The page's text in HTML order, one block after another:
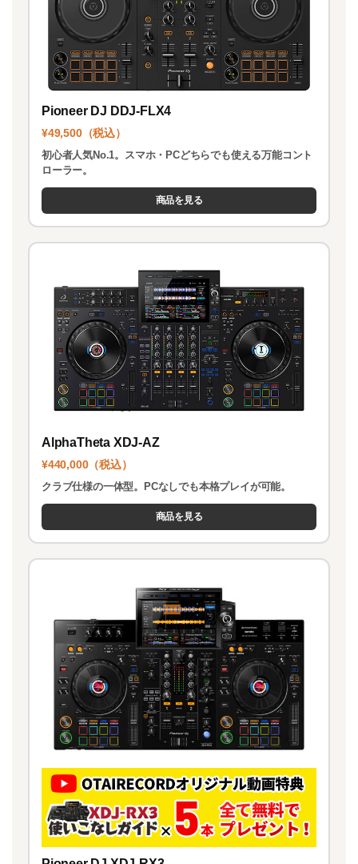
Pioneer DJ DDJ-FLX4
¥49,500（税込）
初心者人気No.1。スマホ・PCどちらでも使える万能コント
ローラー。
商品を見る
AlphaTheta XDJ-AZ
¥440,000（税込）
クラブ仕様の一体型。PCなしでも本格プレイが可能。
商品を見る